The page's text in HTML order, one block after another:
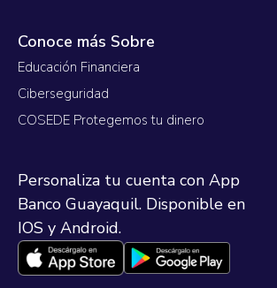
Conoce más Sobre
Educación Financiera
Ciberseguridad
COSEDE Protegemos tu dinero
Personaliza tu cuenta con App
Banco Guayaquil. Disponible en
IOS y Android.